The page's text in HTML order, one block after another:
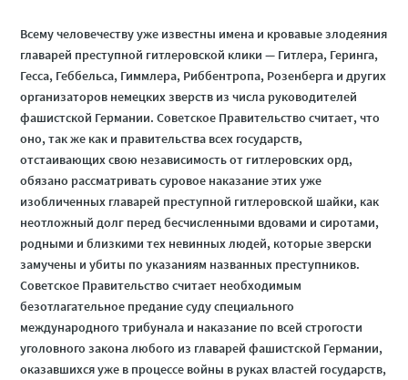
Всему человечеству уже известны имена и кровавые злодеяния
главарей преступной гитлеровской клики — Гитлера, Геринга,
Гесса, Геббельса, Гиммлера, Риббентропа, Розенберга и других
организаторов немецких зверств из числа руководителей
фашистской Германии. Советское Правительство считает, что
оно, так же как и правительства всех государств,
отстаивающих свою независимость от гитлеровских орд,
обязано рассматривать суровое наказание этих уже
изобличенных главарей преступной гитлеровской шайки, как
неотложный долг перед бесчисленными вдовами и сиротами,
родными и близкими тех невинных людей, которые зверски
замучены и убиты по указаниям названных преступников.
Советское Правительство считает необходимым
безотлагательное предание суду специального
международного трибунала и наказание по всей строгости
уголовного закона любого из главарей фашистской Германии,
оказавшихся уже в процессе войны в руках властей государств,